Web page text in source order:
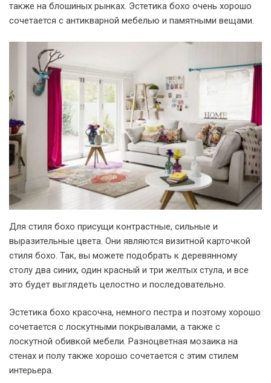
также на блошиных рынках. Эстетика бохо очень хорошо
сочетается с антикварной мебелью и памятными вещами.
Для стиля бохо присущи контрастные, сильные и
выразительные цвета. Они являются визитной карточкой
стиля бохо. Так, вы можете подобрать к деревянному
столу два синих, один красный и три желтых стула, и все
это будет выглядеть целостно и последовательно.
Эстетика бохо красочна, немного пестра и поэтому хорошо
сочетается с лоскутными покрывалами, а также с
лоскутной обивкой мебели. Разноцветная мозаика на
стенах и полу также хорошо сочетается с этим стилем
интерьера.